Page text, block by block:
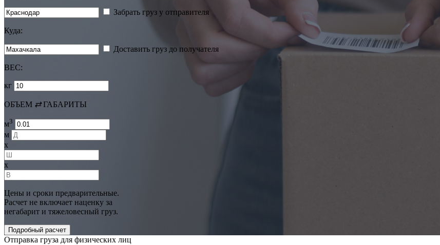
Забрать груз у отправителя
Куда:
Доставить груз до получателя
ВЕС:
кг
ОБЪЕМ ⇄ ГАБАРИТЫ
м3
м
x
x
Цены и сроки предварительные.
Расчет не включает наценку за
негабарит и тяжеловесный груз.
Отправка груза для физических лиц